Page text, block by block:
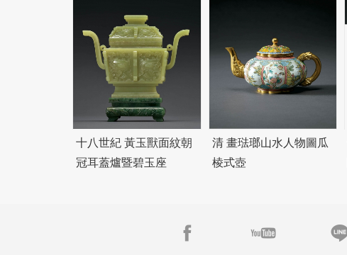
十八世紀 黃玉獸面紋朝
冠耳蓋爐暨碧玉座
清 畫琺瑯山水人物圖瓜
棱式壺